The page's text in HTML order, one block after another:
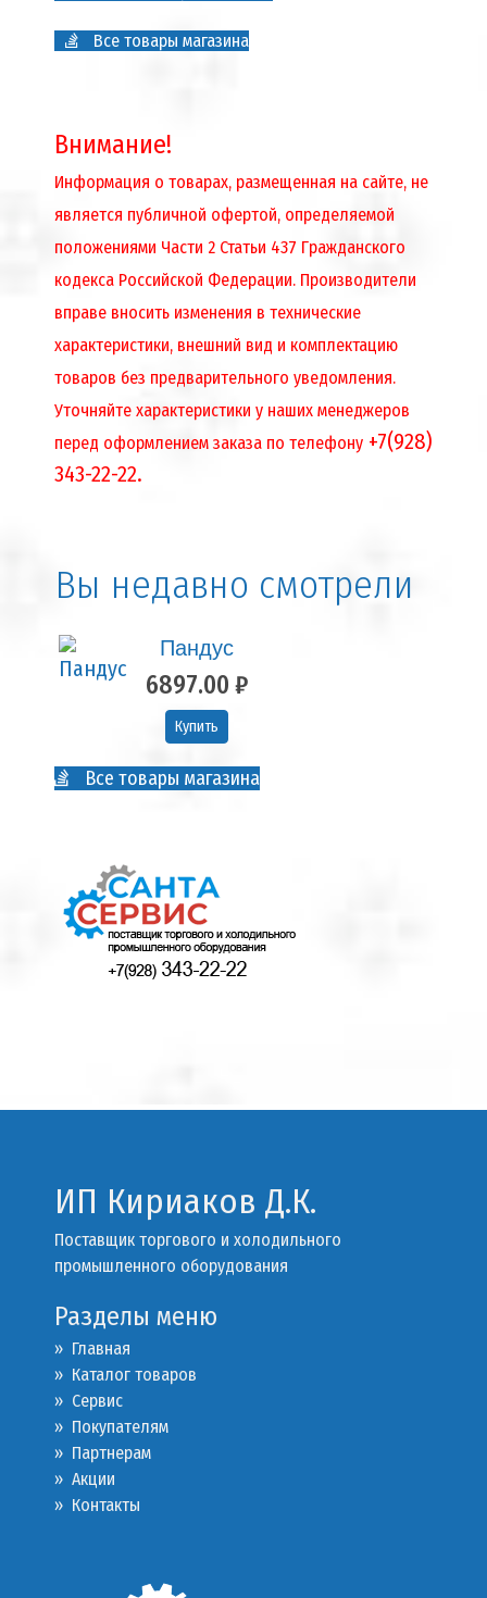
Все товары магазина
Внимание!
Информация о товарах, размещенная на сайте, не
является публичной офертой, определяемой
положениями Части 2 Статьи 437 Гражданского
кодекса Российской Федерации. Производители
вправе вносить изменения в технические
характеристики, внешний вид и комплектацию
товаров без предварительного уведомления.
Уточняйте характеристики у наших менеджеров
перед оформлением заказа по телефону +7(928)
343-22-22.
Вы недавно смотрели
Пандус
6897.00 ₽
Купить
Все товары магазина
ИП Кириаков Д.К.
Поставщик торгового и холодильного
промышленного оборудования
Разделы меню
» Главная
» Каталог товаров
» Сервис
» Покупателям
» Партнерам
» Акции
» Контакты